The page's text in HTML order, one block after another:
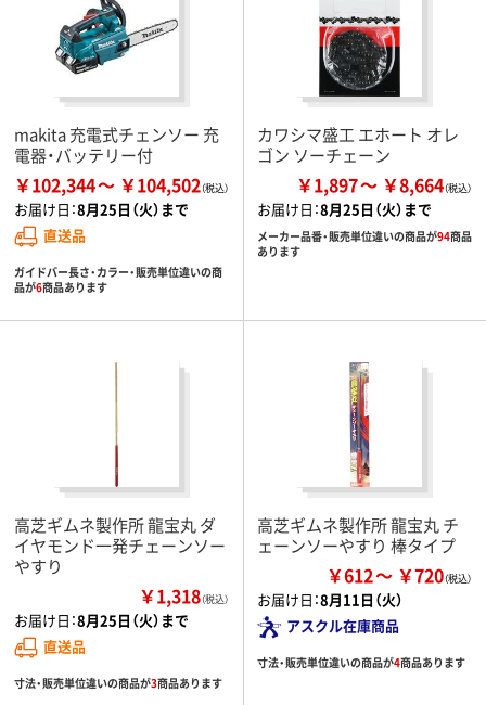
makita 充電式チェンソー 充
電器・バッテリー付
￥102,344 ￥104,502
お届け日：8月25日（火）まで
直送品
ガイドバー長さ・カラー・販売単位違いの商
品が6商品あります
カワシマ盛工 エホート オレ
ゴン ソーチェーン
￥1,897 ￥8,664
お届け日：8月25日（火）まで
メーカー品番・販売単位違いの商品が94商品
あります
高芝ギムネ製作所 龍宝丸 ダ
イヤモンド一発チェーンソー
やすり
￥1,318（税込）
お届け日：8月25日（火）まで
直送品
寸法・販売単位違いの商品が3商品あります
高芝ギムネ製作所 龍宝丸 チ
ェーンソーやすり 棒タイプ
￥612 ￥720
お届け日：8月11日（火）
アスクル在庫商品
寸法・販売単位違いの商品が4商品あります